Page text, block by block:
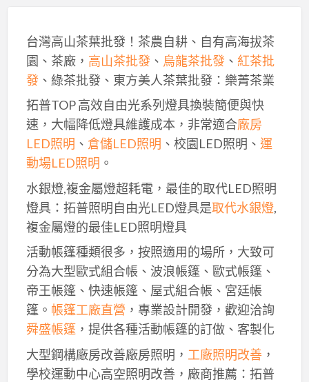
台灣高山茶葉批發！茶農自耕、自有高海拔茶
園、茶廠， 高山茶批發、 烏龍茶批發、 紅茶批
發、綠茶批發、東方美人茶葉批發：樂菁茶業
拓普TOP 高效自由光系列燈具換裝簡便與快
速，大幅降低燈具維護成本，非常適合廠房
LED照明 、 倉儲LED照明 、校園LED照明、 運
動場LED照明 。
水銀燈,複金屬燈超耗電，最佳的取代LED照明
燈具：拓普照明自由光LED燈具是取代水銀燈,
複金屬燈的最佳LED照明燈具
活動帳篷種類很多，按照適用的場所，大致可
分為大型歐式組合帳、波浪帳篷、歐式帳篷、
帝王帳篷、快速帳篷、屋式組合帳、宮廷帳
篷。 帳篷工廠直營 ，專業設計開發，歡迎洽詢
舜盛帳篷，提供各種活動帳篷的訂做、客製化
大型鋼構廠房改善廠房照明， 工廠照明改善，
學校運動中心高空照明改善，廠商推薦：拓普